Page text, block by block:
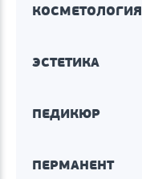
КОСМЕТОЛОГИЯ
ЭСТЕТИКА
ПЕДИКЮР
ПЕРМАНЕНТ